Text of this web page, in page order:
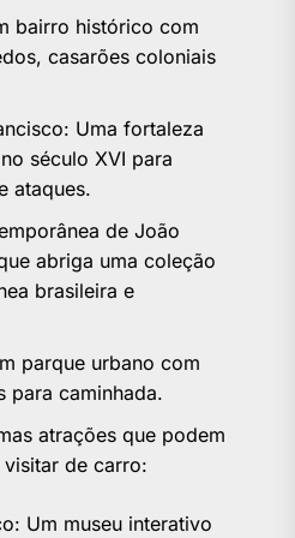
bairro histórico com
casarões coloniais
Uma fortaleza
século XVI para
ataques.
de João
abriga uma coleção
brasileira e
parque urbano com
para caminhada.
atrações que podem
visitar de carro:
Um museu interativo